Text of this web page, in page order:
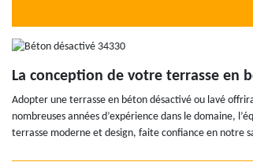
La conception de votre terrasse en
Adopter une terrasse en béton désactivé ou lavé
nombreuses années d’expérience dans le domaine,
terrasse moderne et design, faite confiance en notre